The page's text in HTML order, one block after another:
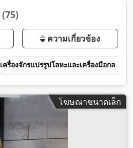
(75)
ความเกี่ยวข้อง
เครื่องจักรแปรรูปโลหะและเครื่องมือกล
โฆษณาขนาดเล็ก